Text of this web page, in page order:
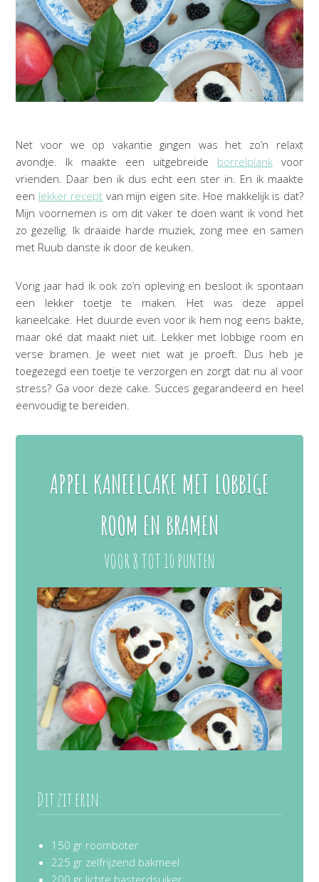
Net voor we op vakantie gingen was het zo’n relaxt
avondje. Ik maakte een uitgebreide borrelplankvoor
vrienden. Daar ben ik dus echt een ster in. En ik maakte
een lekker recept van mijn eigen site. Hoe makkelijk is dat?
Mijn voornemen is om dit vaker te doen want ik vond het
zo gezellig. Ik draaide harde muziek, zong mee en samen
met Ruub danste ik door de keuken.
Vorig jaar had ik ook zo’n opleving en besloot ik spontaan
een lekker toetje te maken. Het was deze appel
kaneelcake. Het duurde even voor ik hem nog eens bakte,
maar oké dat maakt niet uit. Lekker met lobbige room en
verse bramen. Je weet niet wat je proeft. Dus heb je
toegezegd een toetje te verzorgen en zorgt dat nu al voor
stress? Ga voor deze cake. Succes gegarandeerd en heel
eenvoudig te bereiden.
APPEL KANEELCAKE MET LOBBIGE
ROOM EN BRAMEN
VOOR 8 TOT 10 PUNTEN
Dit zit erin:
150 gr roomboter
225 gr zelfrijzend bakmeel
200 gr lichte basterdsuiker